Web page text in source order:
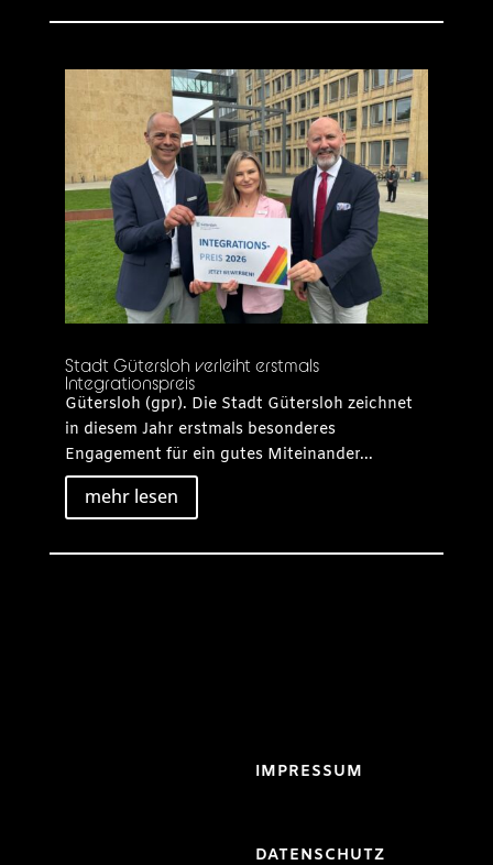
Stadt Gütersloh verleiht erstmals
Integrationspreis
Gütersloh (gpr). Die Stadt Gütersloh zeichnet
in diesem Jahr erstmals besonderes
Engagement für ein gutes Miteinander...
mehr lesen
IMPRESSUM
DATENSCHUTZ